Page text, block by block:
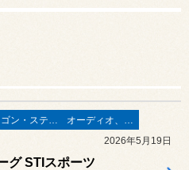
ワゴン・ステーションワゴン
オーディオ、カーナビ、モニター の取り付け
2026年5月19日
グ STIスポーツ